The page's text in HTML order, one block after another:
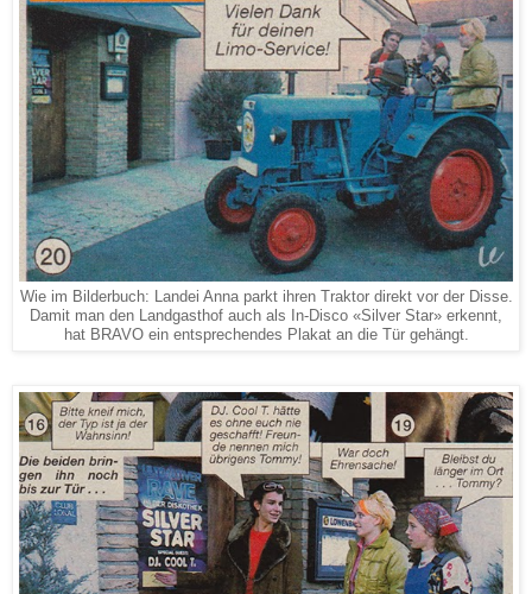
Wie im Bilderbuch: Landei Anna parkt ihren Traktor direkt vor der Disse.
Damit man den Landgasthof auch als In-Disco «Silver Star» erkennt,
hat BRAVO ein entsprechendes Plakat an die Tür gehängt.